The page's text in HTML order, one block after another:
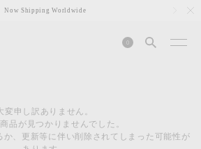
Now Shipping Worldwide
0
変申し訳ありません。
品が見つかりませんでした。
か、更新等に伴い削除されてしまった可能性が